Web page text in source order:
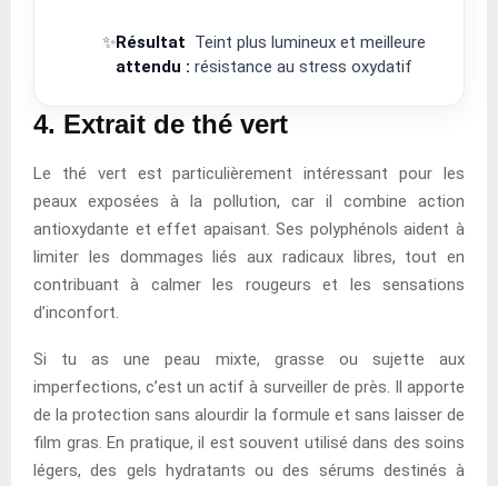
✨Résultat
attendu :
Teint plus lumineux et meilleure
résistance au stress oxydatif
4. Extrait de thé vert
Le thé vert est particulièrement intéressant pour les
peaux exposées à la pollution, car il combine action
antioxydante et effet apaisant. Ses polyphénols aident à
limiter les dommages liés aux radicaux libres, tout en
contribuant à calmer les rougeurs et les sensations
d’inconfort.
Si tu as une peau mixte, grasse ou sujette aux
imperfections, c’est un actif à surveiller de près. Il apporte
de la protection sans alourdir la formule et sans laisser de
film gras. En pratique, il est souvent utilisé dans des soins
légers, des gels hydratants ou des sérums destinés à